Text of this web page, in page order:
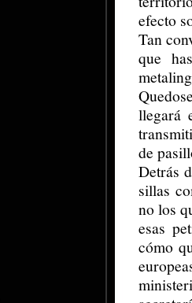
efecto
Tan
que
llegará
de
Detrás
sillas
no los
esas
cómo